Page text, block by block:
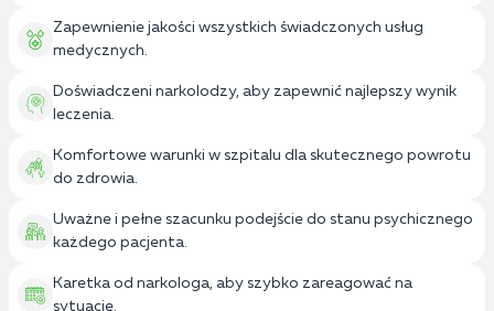
Zapewnienie jakości wszystkich świadczonych usług
medycznych.
Doświadczeni narkolodzy, aby zapewnić najlepszy wynik
leczenia.
Komfortowe warunki w szpitalu dla skutecznego powrotu
do zdrowia.
Uważne i pełne szacunku podejście do stanu psychicznego
każdego pacjenta.
Karetka od narkologa, aby szybko zareagować na
sytuację.